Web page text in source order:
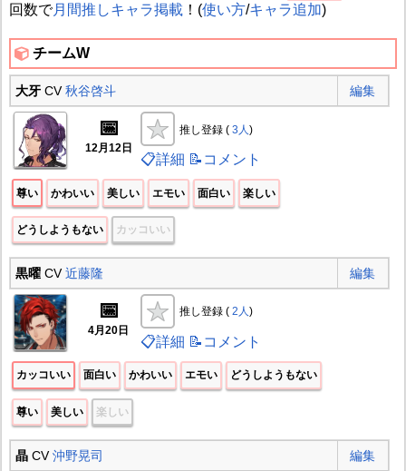
回数で月間推しキャラ掲載！(使い方/キャラ追加)
チームW
大牙CV秋谷啓斗 編集
📅
12月12日
推し登録 ( 3人 )
📋詳細 📝コメント
尊い かわいい 美しい エモい 面白い 楽しい
どうしようもない カッコいい
黒曜CV近藤隆 編集
📅
4月20日
推し登録 ( 2人)
📋詳細 📝コメント
カッコいい 面白い かわいい エモい どうしようもない
尊い 美しい 楽しい
晶CV沖野晃司 編集